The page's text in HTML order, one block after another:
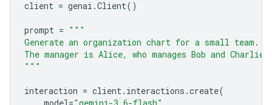
client = genai .Client()
prompt = """
Generate an organization chart for a small team.
The manager is Alice, who manages Bob and Charlie.
"""
interaction = client. interactions .create(